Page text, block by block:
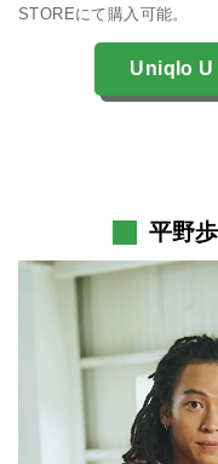
STOREにて購入可能。
Uniqlo U
平野